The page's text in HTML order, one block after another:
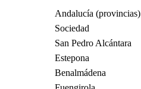
Andalucía (provincias)
Sociedad
San Pedro Alcántara
Estepona
Benalmádena